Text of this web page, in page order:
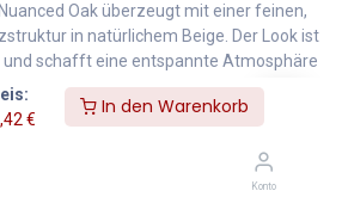
€
In den Warenkorb
Konto
Oak überzeugt mit einer feinen,
in natürlichem Beige. Der Look ist
schafft eine entspannte Atmosphäre
Wohnräume oder minimalistische
sorgt für eine besonders homogene
Anmutung.